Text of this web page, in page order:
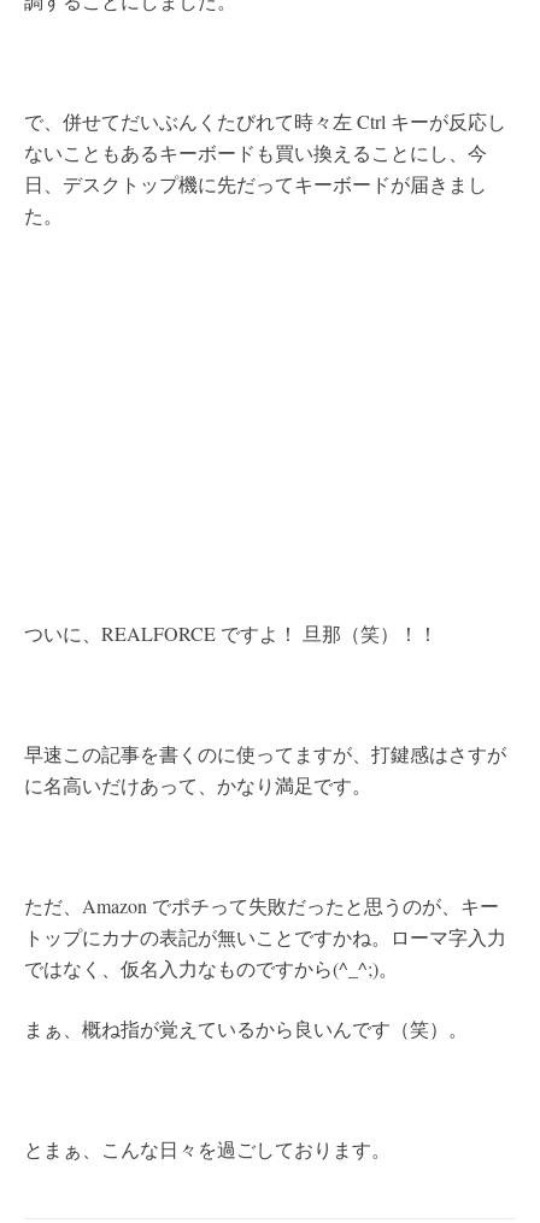
で、併せてだいぶんくたびれて時々左 Ctrl キーが反応し
ないこともあるキーボードも買い換えることにし、今
日、デスクトップ機に先だってキーボードが届きまし
た。
ついに、REALFORCE ですよ！ 旦那（笑）！！
早速この記事を書くのに使ってますが、打鍵感はさすが
に名高いだけあって、かなり満足です。
ただ、Amazon でポチって失敗だったと思うのが、キー
トップにカナの表記が無いことですかね。ローマ字入力
ではなく、仮名入力なものですから(^_^;)。
まぁ、概ね指が覚えているから良いんです（笑）。
とまぁ、こんな日々を過ごしております。